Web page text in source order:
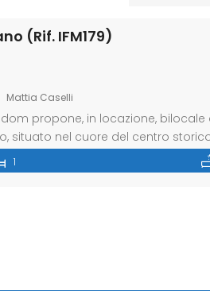
(Rif. IFM179)
Mattia Caselli
propone, in locazione,
situato nel cuore del centro
Milano a due passi dal Duomo,
1